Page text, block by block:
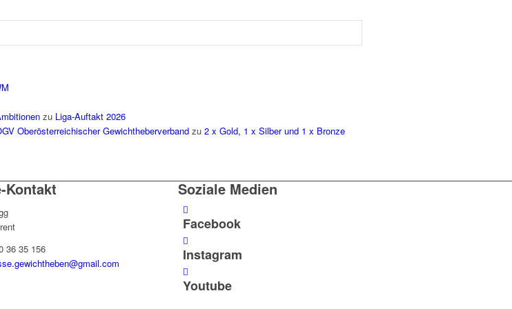
zu Liga-Auftakt 2026
Oberösterreichischer Gewichtheberverband zu 2 x Gold, 1 x Silber und 1 x Bronze
Kontakt
36 35 156
Soziale Medien
Facebook
Instagram
Youtube